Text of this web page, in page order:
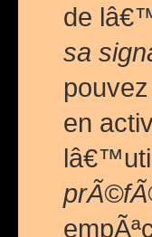
de
sa
en